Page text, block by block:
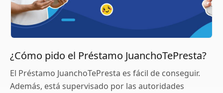
¿Cómo pido el Préstamo JuanchoTePresta?
El Préstamo JuanchoTePresta es fácil de conseguir.
Además, está supervisado por las autoridades